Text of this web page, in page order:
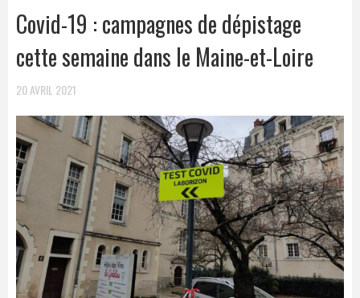
Covid-19 : campagnes de dépistage
cette semaine dans le Maine-et-Loire
20 AVRIL 2021